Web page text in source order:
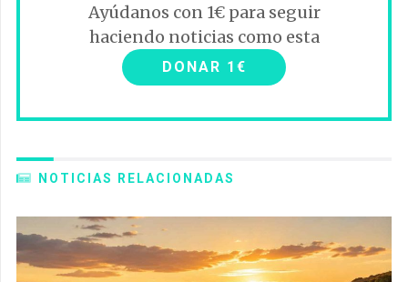
Ayúdanos con 1€ para seguir
haciendo noticias como esta
DONAR 1€
NOTICIAS RELACIONADAS